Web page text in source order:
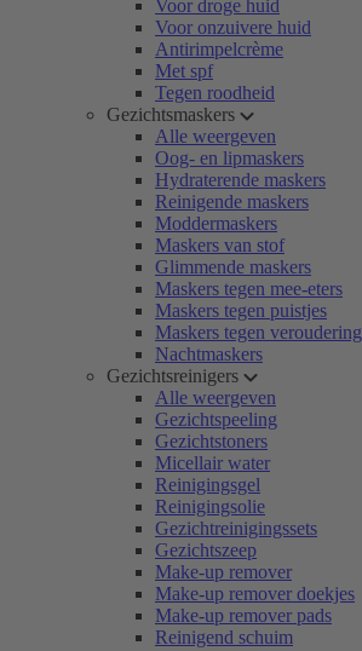
Voor droge huid
Voor onzuivere huid
Antirimpelcrème
Met spf
Tegen roodheid
Gezichtsmaskers
Alle weergeven
Oog- en lipmaskers
Hydraterende maskers
Reinigende maskers
Moddermaskers
Maskers van stof
Glimmende maskers
Maskers tegen mee-eters
Maskers tegen puistjes
Maskers tegen veroudering
Nachtmaskers
Gezichtsreinigers
Alle weergeven
Gezichtspeeling
Gezichtstoners
Micellair water
Reinigingsgel
Reinigingsolie
Gezichtreinigingssets
Gezichtszeep
Make-up remover
Make-up remover doekjes
Make-up remover pads
Reinigend schuim